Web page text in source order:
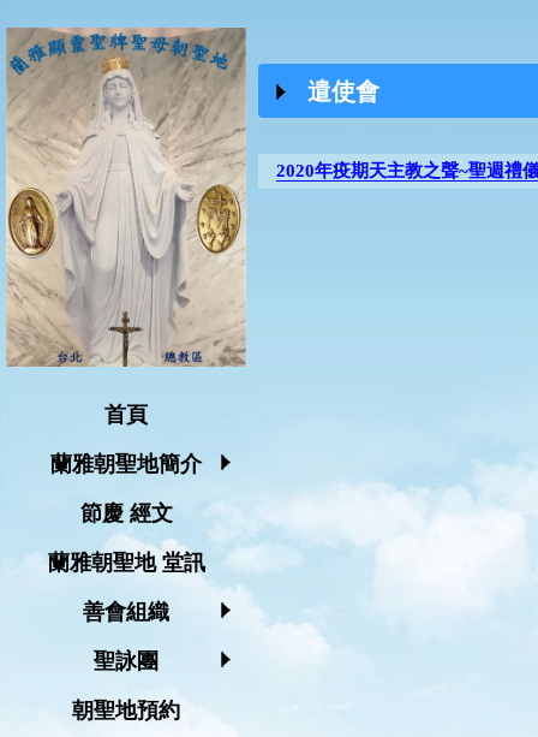
首頁
蘭雅朝聖地簡介
節慶 經文
蘭雅朝聖地 堂訊
善會組織
聖詠團
朝聖地預約
遣使會
2020年疫期天主教之聲~聖週禮